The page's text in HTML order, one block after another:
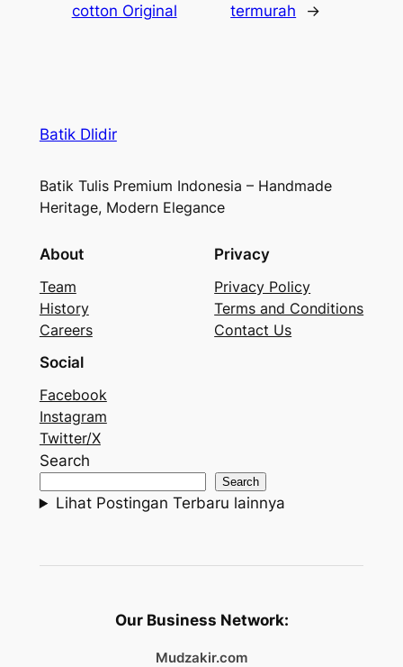
cotton Original
termurah
→
Batik Dlidir
Batik Tulis Premium Indonesia – Handmade
Heritage, Modern Elegance
About
Team
History
Careers
Privacy
Privacy Policy
Terms and Conditions
Contact Us
Social
Facebook
Instagram
Twitter/X
Search
Search
Lihat Postingan Terbaru lainnya
Our Business Network:
Mudzakir.com